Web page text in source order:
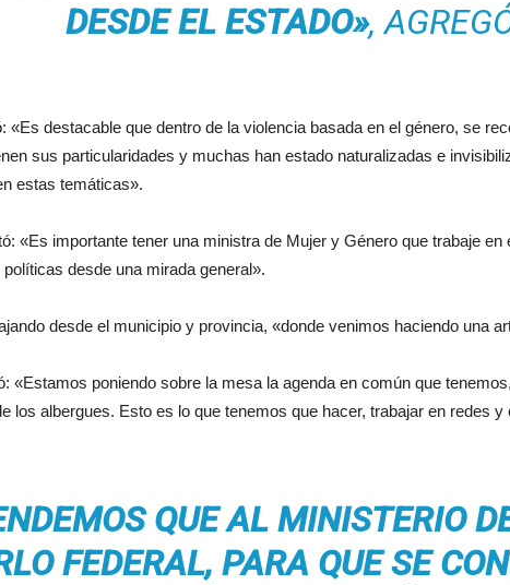
DESDE EL ESTADO»,
«Es destacable que dentro de la violencia basada en el género, se
sus particularidades y muchas han estado naturalizadas e
estas temáticas».
«Es importante tener una ministra de Mujer y Género que trabaje
desde una mirada general».
desde el municipio y provincia, «donde venimos haciendo una
«Estamos poniendo sobre la mesa la agenda en común que
los albergues. Esto es lo que tenemos que hacer, trabajar en redes
QUE AL MINISTERIO
FEDERAL, PARA QUE SE